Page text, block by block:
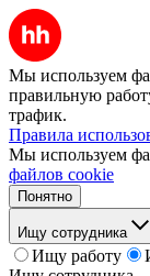
Мы используем
правильную
трафик.
Правила
Мы используем
файлов cookie
Понятно
Ищу сотрудника
Ищу работу